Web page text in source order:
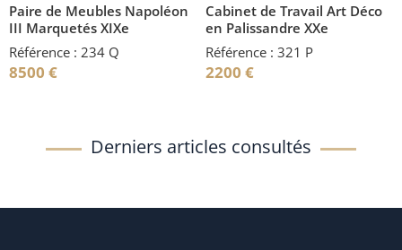
Paire de Meubles Napoléon
III Marquetés XIXe
Référence : 234 Q
8500 €
Cabinet de Travail Art Déco
en Palissandre XXe
Référence : 321 P
2200 €
Derniers articles consultés